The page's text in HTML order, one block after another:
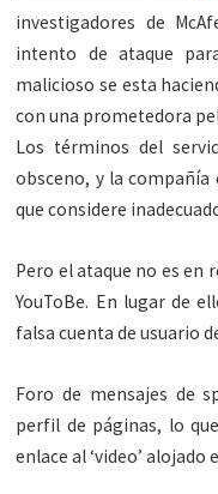
investigadores de
intento de ataque
malicioso se esta
con una prometedora
Los términos del
obsceno, y la
que considere
Pero el ataque no es en
YouToBe. En lugar de
falsa cuenta de usuario
Foro de mensajes de
perfil de páginas, lo
enlace al ‘video’